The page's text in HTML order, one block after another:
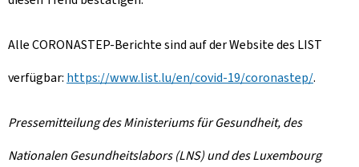
Alle CORONASTEP-Berichte sind auf der Website des LIST
verfügbar: https://www.list.lu/en/covid-19/coronastep/.
Pressemitteilung des Ministeriums für Gesundheit, des
Nationalen Gesundheitslabors (LNS) und desLuxembourg